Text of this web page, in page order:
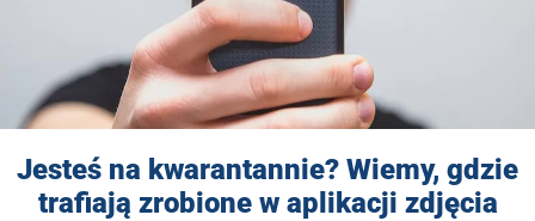
Jesteś na kwarantannie? Wiemy, gdzie
trafiają zrobione w aplikacji zdjęcia